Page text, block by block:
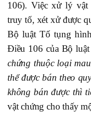
106). Việc xử lý vật
truy tố, xét xử được
Bộ luật Tố tụng
Điều 106 của Bộ
chứng thuộc loại
thể được bán theo
không bán được thì
vật chứng cho thấy